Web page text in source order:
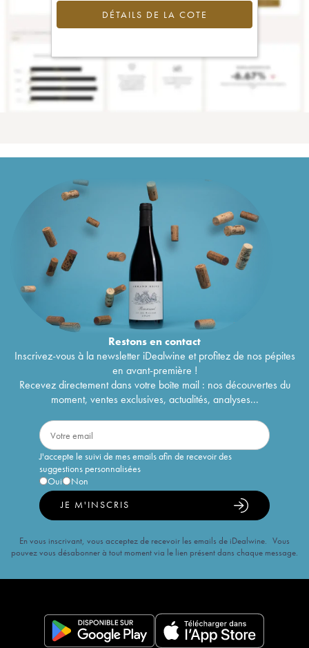
DÉTAILS DE LA COTE
Restons encontact
Inscrivez-vous à la newsletter iDealwine et profitez de nos pépites
en avant-première !
Recevez directement dans votre boîte mail : nos découvertes du
moment, ventes exclusives, actualités, analyses...
J'accepte le suivi de mes emails afin de recevoir des
suggestions personnalisées
Oui
Non
JE M'INSCRIS
En vous inscrivant, vous acceptez de recevoir les emails de iDealwine. Vous
pouvez vous désabonner à tout moment via le lien présent dans chaque message.